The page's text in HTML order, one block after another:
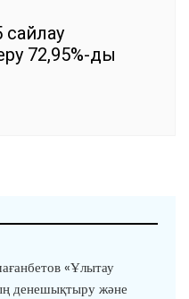
сайлау
72,95%-ды
«Ұлытау
денешықтыру және